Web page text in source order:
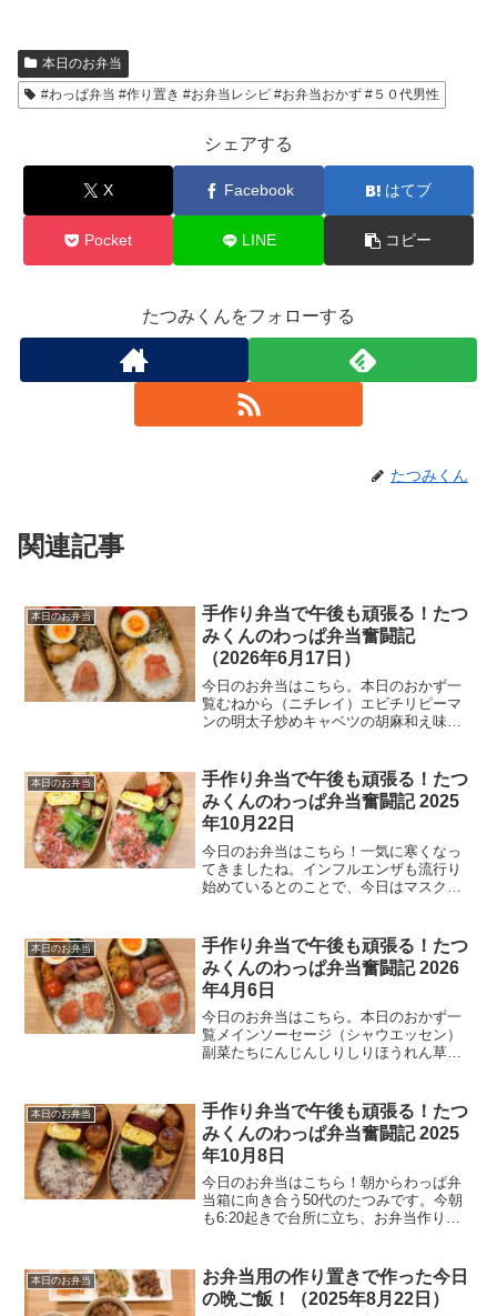
本日のお弁当
#わっぱ弁当 #作り置き #お弁当レシピ #お弁当おかず #５０代男性
シェアする
X Facebook はてブ
Pocket LINE コピー
たつみくんをフォローする
たつみくん
関連記事
本日のお弁当
手作り弁当で午後も頑張る！たつ
みくんのわっぱ弁当奮闘記
（2026年6月17日）
今日のお弁当はこちら。本日のおかず一
覧むねから（ニチレイ）エビチリピーマ
ンの明太子炒めキャベツの胡麻和え味付
楽天に負けると、まさかの同率最下位と
いう事態に。気づけばペナ...
本日のお弁当
手作り弁当で午後も頑張る！たつ
みくんのわっぱ弁当奮闘記 2025
年10月22日
今日のお弁当はこちら！一気に寒くなっ
てきましたね。インフルエンザも流行り
始めているとのことで、今日はマスクを
っかり栄養を取って乗り切りたいもので
す。本日のおかず一覧メ...
本日のお弁当
手作り弁当で午後も頑張る！たつ
みくんのわっぱ弁当奮闘記 2026
年4月6日
今日のお弁当はこちら。本日のおかず一
覧メインソーセージ（シャウエッセン）
副菜たちにんじんしりしりほうれん草胡
めに布団へ。ところが夜中に熱はじわじ
わ上がり続け、39.0度...
本日のお弁当
手作り弁当で午後も頑張る！たつ
みくんのわっぱ弁当奮闘記 2025
年10月8日
今日のお弁当はこちら！朝からわっぱ弁
当箱に向き合う50代のたつみです。今朝
も6:20起きで台所に立ち、お弁当作りに
のおかず一覧メインおかずうずらの卵が
入った鶏つくね副菜...
本日のお弁当
お弁当用の作り置きで作った今日
の晩ご飯！（2025年8月22日）